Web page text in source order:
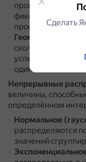
произойдёт
фиксированный
пространстве.
Геометрическое
сколько
успеха.
При этом
одинаковой.
Непрерывные
величины,
определённом
Нормальное
распределяются
значений
Сделать